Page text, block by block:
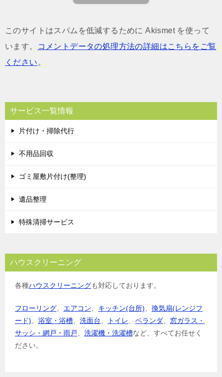
このサイトはスパムを低減するために Akismet を使って
います。
コメントデータの処理方法の詳細はこちらをご覧
ください 。
サービス一覧情報
片付け・掃除代行
不用品回収
ゴミ屋敷片付け(整理)
遺品整理
特殊清掃サービス
ハウスクリーニング
各種ハウスクリーニングも対応しております。
フローリング エアコン キッチン(台所)
換気扇(レンジフ
ード)
浴室・浴槽 洗面台 トイレ ベランダ
窓ガラス・
サッシ・網戸・雨戸
洗濯機・洗濯槽など、すべてお任せく
ださい。